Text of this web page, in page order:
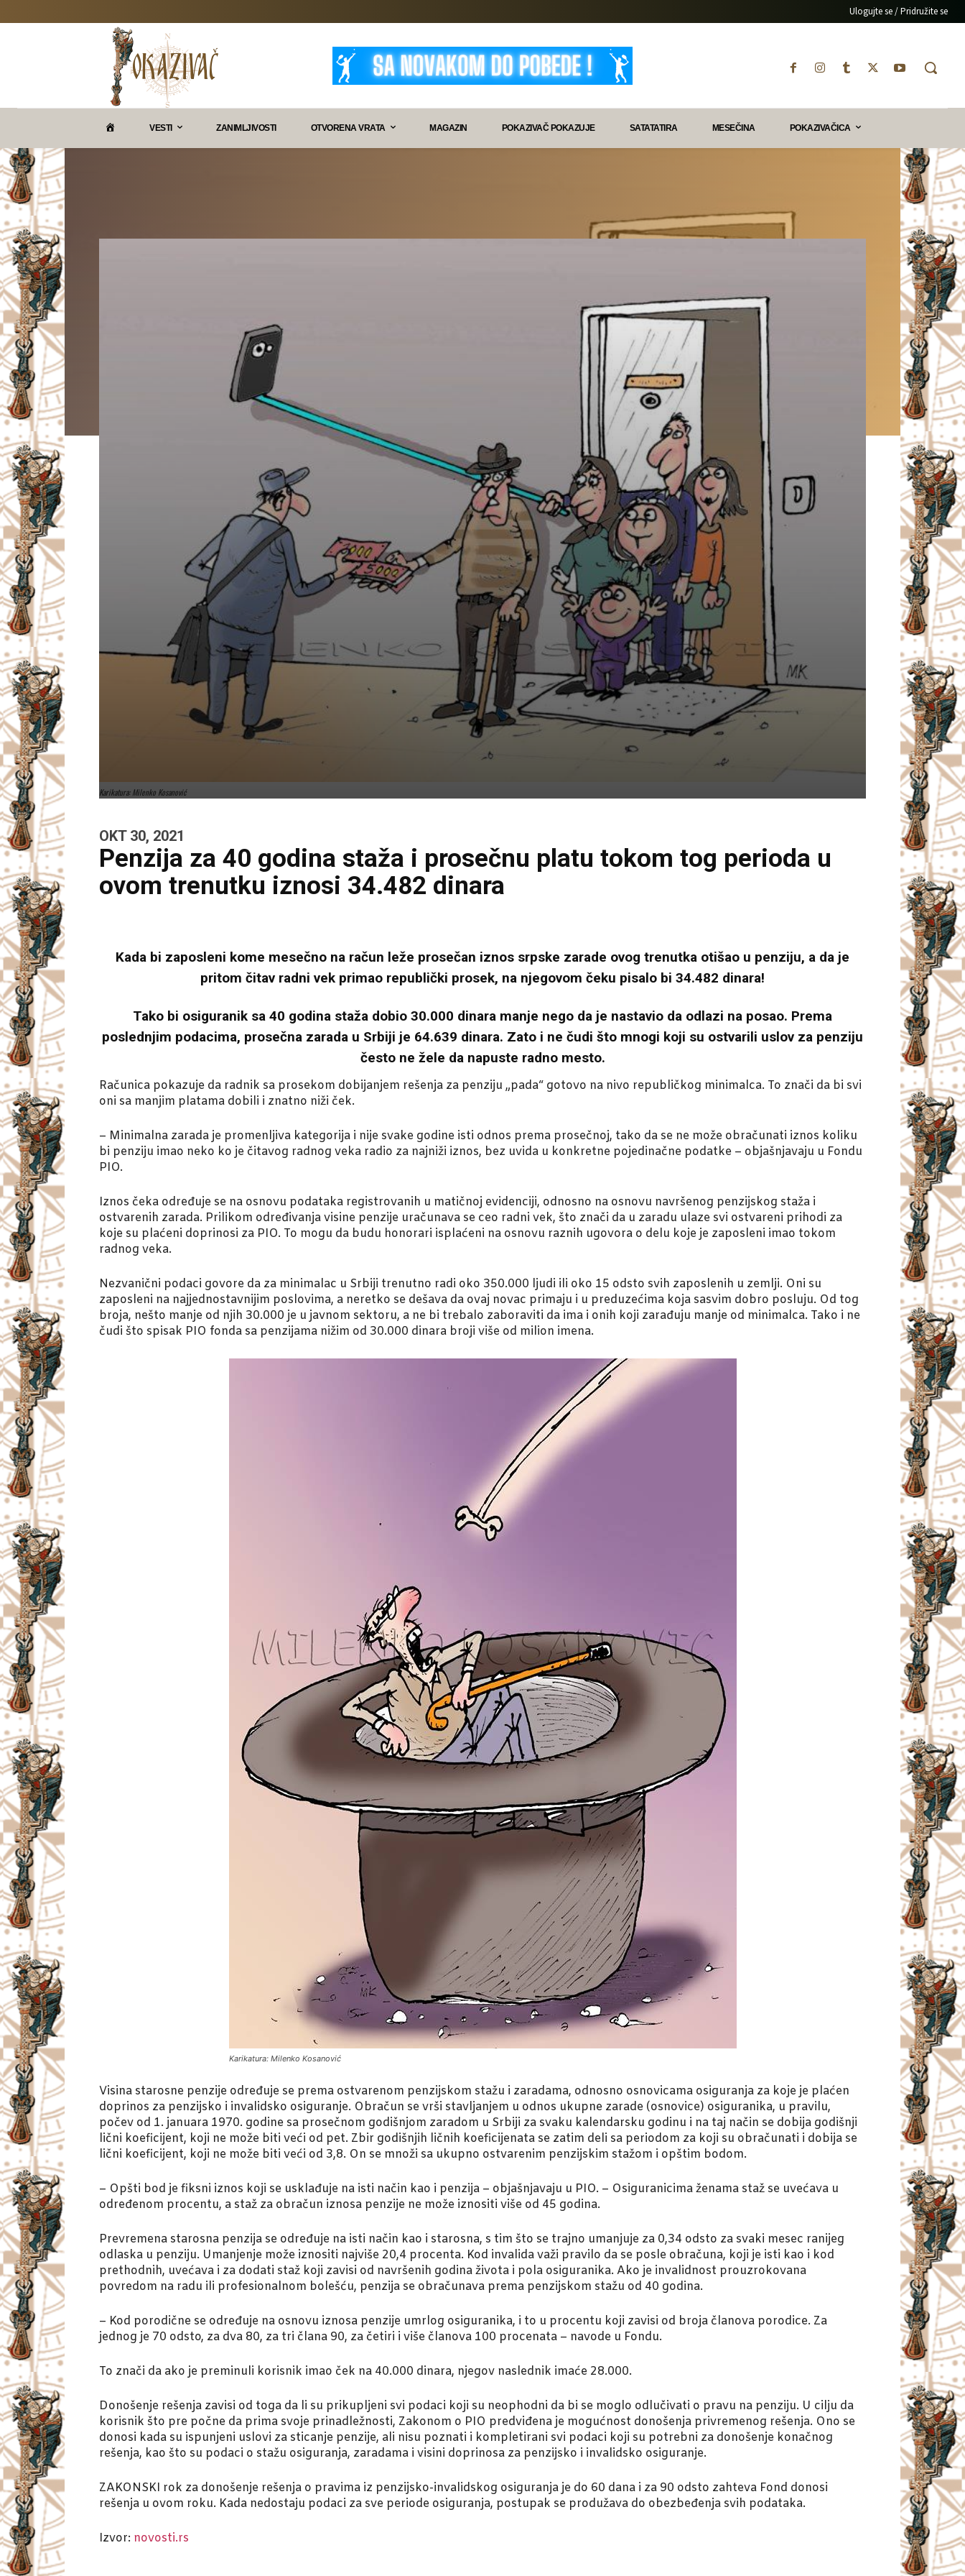
Ulogujte se / Pridružite se
VESTI ZANIMLJIVOSTI OTVORENA VRATA MAGAZIN POKAZIVAČ POKAZUJE SATATATIRA MESEČINA POKAZIVAČICA
Karikatura: Milenko Kosanović
OKT 30, 2021
Penzija za 40 godina staža i prosečnu platu tokom tog perioda u
ovom trenutku iznosi 34.482 dinara
Kada bi zaposleni kome mesečno na račun leže prosečan iznos srpske zarade ovog trenutka otišao u penziju, a da je
pritom čitav radni vek primao republički prosek, na njegovom čeku pisalo bi 34.482 dinara!
Tako bi osiguranik sa 40 godina staža dobio 30.000 dinara manje nego da je nastavio da odlazi na posao. Prema
poslednjim podacima, prosečna zarada u Srbiji je 64.639 dinara. Zato i ne čudi što mnogi koji su ostvarili uslov za penziju
često ne žele da napuste radno mesto.
Računica pokazuje da radnik sa prosekom dobijanjem rešenja za penziju „pada“ gotovo na nivo republičkog minimalca. To znači da bi svi
oni sa manjim platama dobili i znatno niži ček.
– Minimalna zarada je promenljiva kategorija i nije svake godine isti odnos prema prosečnoj, tako da se ne može obračunati iznos koliku
bi penziju imao neko ko je čitavog radnog veka radio za najniži iznos, bez uvida u konkretne pojedinačne podatke – objašnjavaju u Fondu
PIO.
Iznos čeka određuje se na osnovu podataka registrovanih u matičnoj evidenciji, odnosno na osnovu navršenog penzijskog staža i
ostvarenih zarada. Prilikom određivanja visine penzije uračunava se ceo radni vek, što znači da u zaradu ulaze svi ostvareni prihodi za
koje su plaćeni doprinosi za PIO. To mogu da budu honorari isplaćeni na osnovu raznih ugovora o delu koje je zaposleni imao tokom
radnog veka.
Nezvanični podaci govore da za minimalac u Srbiji trenutno radi oko 350.000 ljudi ili oko 15 odsto svih zaposlenih u zemlji. Oni su
zaposleni na najjednostavnijim poslovima, a neretko se dešava da ovaj novac primaju i u preduzećima koja sasvim dobro posluju. Od tog
broja, nešto manje od njih 30.000 je u javnom sektoru, a ne bi trebalo zaboraviti da ima i onih koji zarađuju manje od minimalca. Tako i ne
čudi što spisak PIO fonda sa penzijama nižim od 30.000 dinara broji više od milion imena.
Karikatura: Milenko Kosanović
Visina starosne penzije određuje se prema ostvarenom penzijskom stažu i zaradama, odnosno osnovicama osiguranja za koje je plaćen
doprinos za penzijsko i invalidsko osiguranje. Obračun se vrši stavljanjem u odnos ukupne zarade (osnovice) osiguranika, u pravilu,
počev od 1. januara 1970. godine sa prosečnom godišnjom zaradom u Srbiji za svaku kalendarsku godinu i na taj način se dobija godišnji
lični koeficijent, koji ne može biti veći od pet. Zbir godišnjih ličnih koeficijenata se zatim deli sa periodom za koji su obračunati i dobija se
lični koeficijent, koji ne može biti veći od 3,8. On se množi sa ukupno ostvarenim penzijskim stažom i opštim bodom.
– Opšti bod je fiksni iznos koji se usklađuje na isti način kao i penzija – objašnjavaju u PIO. – Osiguranicima ženama staž se uvećava u
određenom procentu, a staž za obračun iznosa penzije ne može iznositi više od 45 godina.
Prevremena starosna penzija se određuje na isti način kao i starosna, s tim što se trajno umanjuje za 0,34 odsto za svaki mesec ranijeg
odlaska u penziju. Umanjenje može iznositi najviše 20,4 procenta. Kod invalida važi pravilo da se posle obračuna, koji je isti kao i kod
prethodnih, uvećava i za dodati staž koji zavisi od navršenih godina života i pola osiguranika. Ako je invalidnost prouzrokovana
povredom na radu ili profesionalnom bolešću, penzija se obračunava prema penzijskom stažu od 40 godina.
– Kod porodične se određuje na osnovu iznosa penzije umrlog osiguranika, i to u procentu koji zavisi od broja članova porodice. Za
jednog je 70 odsto, za dva 80, za tri člana 90, za četiri i više članova 100 procenata – navode u Fondu.
To znači da ako je preminuli korisnik imao ček na 40.000 dinara, njegov naslednik imaće 28.000.
Donošenje rešenja zavisi od toga da li su prikupljeni svi podaci koji su neophodni da bi se moglo odlučivati o pravu na penziju. U cilju da
korisnik što pre počne da prima svoje prinadležnosti, Zakonom o PIO predviđena je mogućnost donošenja privremenog rešenja. Ono se
donosi kada su ispunjeni uslovi za sticanje penzije, ali nisu poznati i kompletirani svi podaci koji su potrebni za donošenje konačnog
rešenja, kao što su podaci o stažu osiguranja, zaradama i visini doprinosa za penzijsko i invalidsko osiguranje.
ZAKONSKI rok za donošenje rešenja o pravima iz penzijsko-invalidskog osiguranja je do 60 dana i za 90 odsto zahteva Fond donosi
rešenja u ovom roku. Kada nedostaju podaci za sve periode osiguranja, postupak se produžava do obezbeđenja svih podataka.
Izvor: novosti.rs